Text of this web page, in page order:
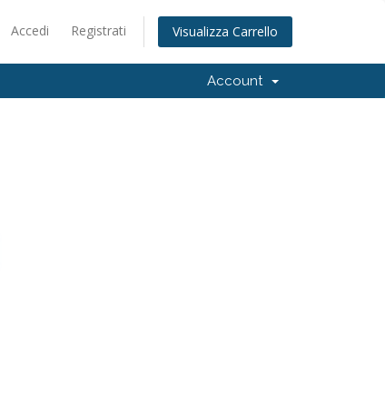
Accedi Registrati Visualizza Carrello
Account